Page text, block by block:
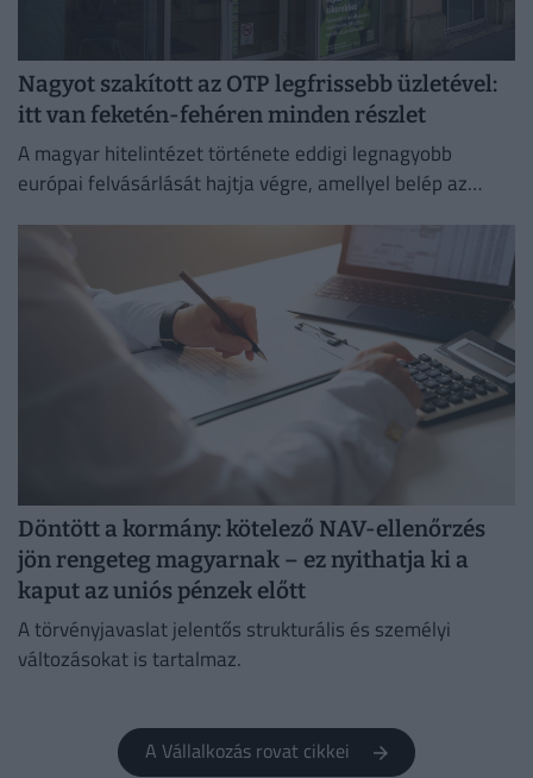
Nagyot szakított az OTP legfrissebb üzletével:
itt van feketén-fehéren minden részlet
A magyar hitelintézet története eddigi legnagyobb
európai felvásárlását hajtja végre, amellyel belép az
Döntött a kormány: kötelező NAV-ellenőrzés
jön rengeteg magyarnak – ez nyithatja ki a
kaput az uniós pénzek előtt
A törvényjavaslat jelentős strukturális és személyi
változásokat is tartalmaz.
A Vállalkozás rovat cikkei